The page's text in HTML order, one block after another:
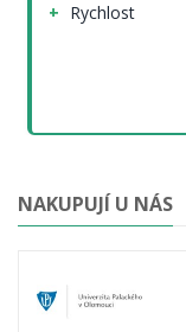
Rychlost
NAKUPUJÍ U NÁS